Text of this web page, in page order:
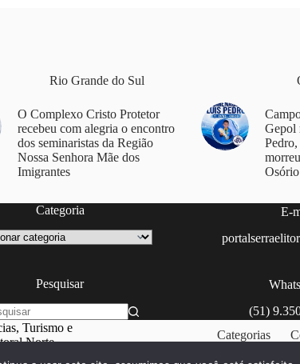
Rio Grande do Sul
O Complexo Cristo Protetor
recebeu com alegria o encontro
dos seminaristas da Região
Nossa Senhora Mãe dos
Imigrantes
Gepol
Osório
Categoria
Pesquisar
E-
(51)
Turismo e
Norte.
Categorias